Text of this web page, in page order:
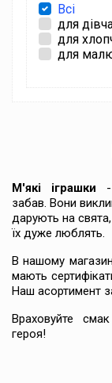
Всі
для
для
для
М'які іграшки -
забав. Вони
дарують на
їх дуже люблять.
В нашому
мають
Наш асортимент
Враховуйте
героя!